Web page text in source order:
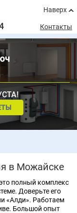
Наверх
Контакты
в Можайске
полный комплекс
Доверьте его
«Алди». Работаем
Большой опыт